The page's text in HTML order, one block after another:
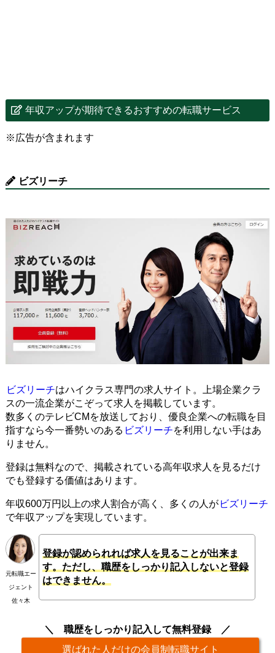
年収アップが期待できるおすすめの転職サービス
※広告が含まれます
ビズリーチ
ビズリーチはハイクラス専門の求人サイト。上場企業クラ
スの一流企業がこぞって求人を掲載しています。
数多くのテレビCMを放送しており、優良企業への転職を目
指すなら今一番勢いのある ビズリーチを利用しない手はあ
りません。
登録は無料なので、掲載されている高年収求人を見るだけ
でも登録する価値はあります。
年収600万円以上の求人割合が高く、多くの人が ビズリーチ
で年収アップを実現しています。
元転職エー
ジェント
佐々木
登録が認められれば求人を見ることが出来ま
す。ただし、職歴をしっかり記入しないと登録
はできません。
職歴をしっかり記入して無料登録
選ばれた人だけの会員制転職サイト